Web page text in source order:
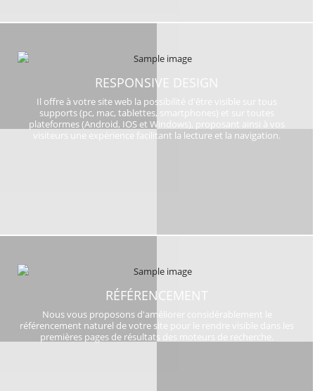
RESPONSIVE DESIGN
Il offre à votre site web la possibilité d'être visible sur tous
supports (pc, mac, tablettes, smartphones) et sur toutes
plateformes (Android, IOS et Windows), proposant ainsi à vos
visiteurs une expérience facilitant la lecture et la navigation.
RÉFÉRENCEMENT
Nous vous proposons d'améliorer considérablement le
référencement naturel de votre site pour le rendre visible dans les
premières pages de résultats des moteurs de recherche.